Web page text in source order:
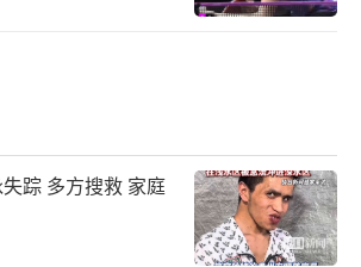
直不及美国市场。不过，目前
于新兴市场的条件：例如强劲
，这一点已在多个国家显现；
踪 多方搜救 家庭